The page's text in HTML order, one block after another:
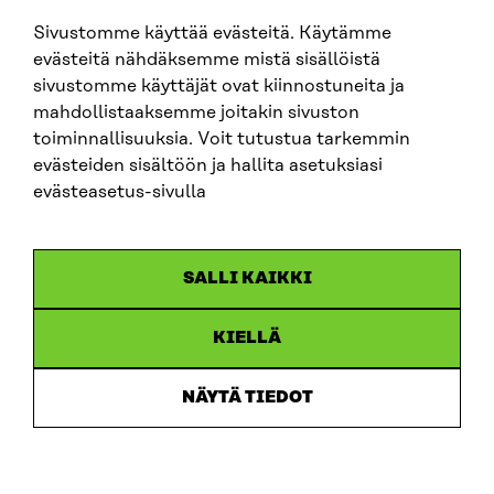
Sivustomme käyttää evästeitä. Käytämme
evästeitä nähdäksemme mistä sisällöistä
sivustomme käyttäjät ovat kiinnostuneita ja
mahdollistaaksemme joitakin sivuston
toiminnallisuuksia. Voit tutustua tarkemmin
evästeiden sisältöön ja hallita asetuksiasi
evästeasetus-sivulla
SALLI KAIKKI
KIELLÄ
NÄYTÄ TIEDOT
SITRA PÅ SOCIALA MEDIER
LinkedIn
Instagram
YouTube
Tillgänglighetsutredning
Beskrivning av handlingsoffentligheten